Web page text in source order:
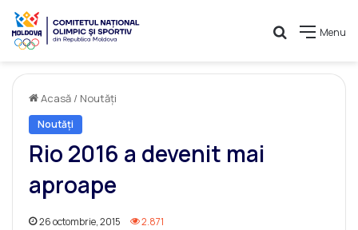
Menu
Caută
Acasă / Noutăți
Noutăți
Rio 2016 a devenit mai
aproape
26 octombrie, 2015 2.871